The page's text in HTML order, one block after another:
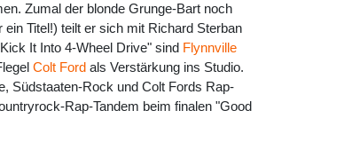
Zumal der blonde Grunge-Bart noch
Titel!) teilt er sich mit Richard Sterban
It Into 4-Wheel Drive" sind Flynnville
Colt Ford als Verstärkung ins Studio.
Südstaaten-Rock und Colt Fords Rap-
Rap-Tandem beim finalen "Good